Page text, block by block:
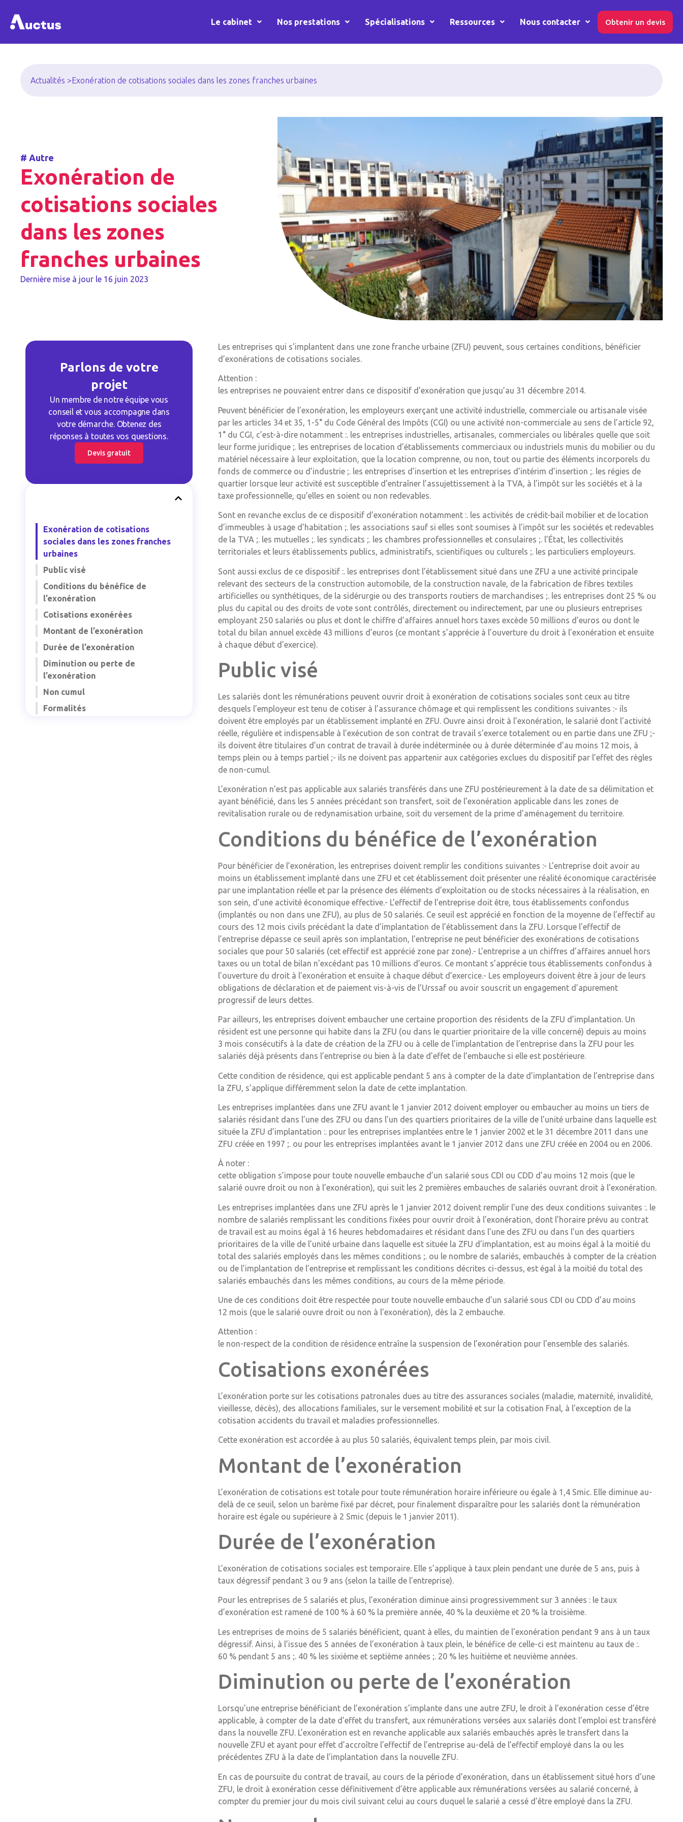
Le cabinet Nos prestations Spécialisations Ressources Nous contacter Obtenir un devis
Actualités >Exonération de cotisations sociales dans les zones franches urbaines
# Autre
Exonération de
cotisations sociales
dans les zones
franches urbaines
Dernière mise à jour le 16 juin 2023
Parlons de votre
projet
Un membre de notre équipe vous
conseil et vous accompagne dans
votre démarche. Obtenez des
réponses à toutes vos questions.
Devis gratuit
Exonération de cotisations
sociales dans les zones franches
urbaines
Public visé
Conditions du bénéfice de
l’exonération
Cotisations exonérées
Montant de l’exonération
Durée de l’exonération
Diminution ou perte de
l’exonération
Non cumul
Formalités
Les entreprises qui s’implantent dans une zone franche urbaine (ZFU) peuvent, sous certaines conditions, bénéficier
d’exonérations de cotisations sociales.
Attention :
les entreprises ne pouvaient entrer dans ce dispositif d’exonération que jusqu’au 31 décembre 2014.
Peuvent bénéficier de l’exonération, les employeurs exerçant une activité industrielle, commerciale ou artisanale visée
par les articles 34 et 35, 1-5° du Code Général des Impôts (CGI) ou une activité non-commerciale au sens de l’article 92,
1° du CGI, c’est-à-dire notamment :. les entreprises industrielles, artisanales, commerciales ou libérales quelle que soit
leur forme juridique ;. les entreprises de location d’établissements commerciaux ou industriels munis du mobilier ou du
matériel nécessaire à leur exploitation, que la location comprenne, ou non, tout ou partie des éléments incorporels du
fonds de commerce ou d’industrie ;. les entreprises d’insertion et les entreprises d’intérim d’insertion ;. les régies de
quartier lorsque leur activité est susceptible d’entraîner l’assujettissement à la TVA, à l’impôt sur les sociétés et à la
taxe professionnelle, qu’elles en soient ou non redevables.
Sont en revanche exclus de ce dispositif d’exonération notamment :. les activités de crédit-bail mobilier et de location
d’immeubles à usage d’habitation ;. les associations sauf si elles sont soumises à l’impôt sur les sociétés et redevables
de la TVA ;. les mutuelles ;. les syndicats ;. les chambres professionnelles et consulaires ;. l’État, les collectivités
territoriales et leurs établissements publics, administratifs, scientifiques ou culturels ;. les particuliers employeurs.
Sont aussi exclus de ce dispositif :. les entreprises dont l’établissement situé dans une ZFU a une activité principale
relevant des secteurs de la construction automobile, de la construction navale, de la fabrication de fibres textiles
artificielles ou synthétiques, de la sidérurgie ou des transports routiers de marchandises ;. les entreprises dont 25 % ou
plus du capital ou des droits de vote sont contrôlés, directement ou indirectement, par une ou plusieurs entreprises
employant 250 salariés ou plus et dont le chiffre d’affaires annuel hors taxes excède 50 millions d’euros ou dont le
total du bilan annuel excède 43 millions d’euros (ce montant s’apprécie à l’ouverture du droit à l’exonération et ensuite
à chaque début d’exercice).
Public visé
Les salariés dont les rémunérations peuvent ouvrir droit à exonération de cotisations sociales sont ceux au titre
desquels l’employeur est tenu de cotiser à l’assurance chômage et qui remplissent les conditions suivantes :- ils
doivent être employés par un établissement implanté en ZFU. Ouvre ainsi droit à l’exonération, le salarié dont l’activité
réelle, régulière et indispensable à l’exécution de son contrat de travail s’exerce totalement ou en partie dans une ZFU ;-
ils doivent être titulaires d’un contrat de travail à durée indéterminée ou à durée déterminée d’au moins 12 mois, à
temps plein ou à temps partiel ;- ils ne doivent pas appartenir aux catégories exclues du dispositif par l’effet des règles
de non-cumul.
L’exonération n’est pas applicable aux salariés transférés dans une ZFU postérieurement à la date de sa délimitation et
ayant bénéficié, dans les 5 années précédant son transfert, soit de l’exonération applicable dans les zones de
revitalisation rurale ou de redynamisation urbaine, soit du versement de la prime d’aménagement du territoire.
Conditions du bénéfice de l’exonération
Pour bénéficier de l’exonération, les entreprises doivent remplir les conditions suivantes :- L’entreprise doit avoir au
moins un établissement implanté dans une ZFU et cet établissement doit présenter une réalité économique caractérisée
par une implantation réelle et par la présence des éléments d’exploitation ou de stocks nécessaires à la réalisation, en
son sein, d’une activité économique effective.- L’effectif de l’entreprise doit être, tous établissements confondus
(implantés ou non dans une ZFU), au plus de 50 salariés. Ce seuil est apprécié en fonction de la moyenne de l’effectif au
cours des 12 mois civils précédant la date d’implantation de l’établissement dans la ZFU. Lorsque l’effectif de
l’entreprise dépasse ce seuil après son implantation, l’entreprise ne peut bénéficier des exonérations de cotisations
sociales que pour 50 salariés (cet effectif est apprécié zone par zone).- L’entreprise a un chiffres d’affaires annuel hors
taxes ou un total de bilan n’excédant pas 10 millions d’euros. Ce montant s’apprécie tous établissements confondus à
l’ouverture du droit à l’exonération et ensuite à chaque début d’exercice.- Les employeurs doivent être à jour de leurs
obligations de déclaration et de paiement vis-à-vis de l’Urssaf ou avoir souscrit un engagement d’apurement
progressif de leurs dettes.
Par ailleurs, les entreprises doivent embaucher une certaine proportion des résidents de la ZFU d’implantation. Un
résident est une personne qui habite dans la ZFU (ou dans le quartier prioritaire de la ville concerné) depuis au moins
3 mois consécutifs à la date de création de la ZFU ou à celle de l’implantation de l’entreprise dans la ZFU pour les
salariés déjà présents dans l’entreprise ou bien à la date d’effet de l’embauche si elle est postérieure.
Cette condition de résidence, qui est applicable pendant 5 ans à compter de la date d’implantation de l’entreprise dans
la ZFU, s’applique différemment selon la date de cette implantation.
Les entreprises implantées dans une ZFU avant le 1 janvier 2012 doivent employer ou embaucher au moins un tiers de
salariés résidant dans l’une des ZFU ou dans l’un des quartiers prioritaires de la ville de l’unité urbaine dans laquelle est
située la ZFU d’implantation :. pour les entreprises implantées entre le 1 janvier 2002 et le 31 décembre 2011 dans une
ZFU créée en 1997 ;. ou pour les entreprises implantées avant le 1 janvier 2012 dans une ZFU créée en 2004 ou en 2006.
À noter :
cette obligation s’impose pour toute nouvelle embauche d’un salarié sous CDI ou CDD d’au moins 12 mois (que le
salarié ouvre droit ou non à l’exonération), qui suit les 2 premières embauches de salariés ouvrant droit à l’exonération.
Les entreprises implantées dans une ZFU après le 1 janvier 2012 doivent remplir l’une des deux conditions suivantes :. le
nombre de salariés remplissant les conditions fixées pour ouvrir droit à l’exonération, dont l’horaire prévu au contrat
de travail est au moins égal à 16 heures hebdomadaires et résidant dans l’une des ZFU ou dans l’un des quartiers
prioritaires de la ville de l’unité urbaine dans laquelle est située la ZFU d’implantation, est au moins égal à la moitié du
total des salariés employés dans les mêmes conditions ;. ou le nombre de salariés, embauchés à compter de la création
ou de l’implantation de l’entreprise et remplissant les conditions décrites ci-dessus, est égal à la moitié du total des
salariés embauchés dans les mêmes conditions, au cours de la même période.
Une de ces conditions doit être respectée pour toute nouvelle embauche d’un salarié sous CDI ou CDD d’au moins
12 mois (que le salarié ouvre droit ou non à l’exonération), dès la 2 embauche.
Attention :
le non-respect de la condition de résidence entraîne la suspension de l’exonération pour l’ensemble des salariés.
Cotisations exonérées
L’exonération porte sur les cotisations patronales dues au titre des assurances sociales (maladie, maternité, invalidité,
vieillesse, décès), des allocations familiales, sur le versement mobilité et sur la cotisation Fnal, à l’exception de la
cotisation accidents du travail et maladies professionnelles.
Cette exonération est accordée à au plus 50 salariés, équivalent temps plein, par mois civil.
Montant de l’exonération
L’exonération de cotisations est totale pour toute rémunération horaire inférieure ou égale à 1,4 Smic. Elle diminue au-
delà de ce seuil, selon un barème fixé par décret, pour finalement disparaître pour les salariés dont la rémunération
horaire est égale ou supérieure à 2 Smic (depuis le 1 janvier 2011).
Durée de l’exonération
L’exonération de cotisations sociales est temporaire. Elle s’applique à taux plein pendant une durée de 5 ans, puis à
taux dégressif pendant 3 ou 9 ans (selon la taille de l’entreprise).
Pour les entreprises de 5 salariés et plus, l’exonération diminue ainsi progressivemment sur 3 années : le taux
d’exonération est ramené de 100 % à 60 % la première année, 40 % la deuxième et 20 % la troisième.
Les entreprises de moins de 5 salariés bénéficient, quant à elles, du maintien de l’exonération pendant 9 ans à un taux
dégressif. Ainsi, à l’issue des 5 années de l’exonération à taux plein, le bénéfice de celle-ci est maintenu au taux de :.
60 % pendant 5 ans ;. 40 % les sixième et septième années ;. 20 % les huitième et neuvième années.
Diminution ou perte de l’exonération
Lorsqu’une entreprise bénéficiant de l’exonération s’implante dans une autre ZFU, le droit à l’exonération cesse d’être
applicable, à compter de la date d’effet du transfert, aux rémunérations versées aux salariés dont l’emploi est transféré
dans la nouvelle ZFU. L’exonération est en revanche applicable aux salariés embauchés après le transfert dans la
nouvelle ZFU et ayant pour effet d’accroître l’effectif de l’entreprise au-delà de l’effectif employé dans la ou les
précédentes ZFU à la date de l’implantation dans la nouvelle ZFU.
En cas de poursuite du contrat de travail, au cours de la période d’exonération, dans un établissement situé hors d’une
ZFU, le droit à exonération cesse définitivement d’être applicable aux rémunérations versées au salarié concerné, à
compter du premier jour du mois civil suivant celui au cours duquel le salarié a cessé d’être employé dans la ZFU.